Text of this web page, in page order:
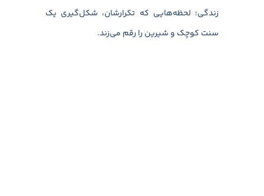
زندگی؛ لحظه‌هایی که تکرارشان، شکل‌گیری یک
سنت کوچک و شیرین را رقم می‌زند.